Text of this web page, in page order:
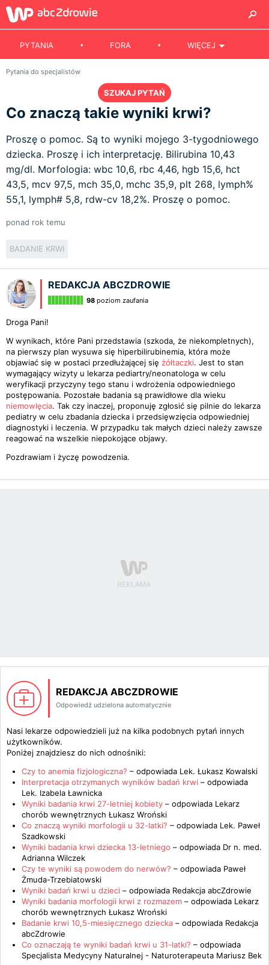
PYTANIA FORA WIĘCEJ
Pytania do specjalistów
SZUKAJ PYTAŃ
Co znaczą takie wyniki krwi?
Proszę o pomoc. Są to wyniki mojego 3-tygodniowego
dziecka. Proszę i ich interpretację. Bilirubina 10,43
mg/dl. Morfologia: wbc 10,6, rbc 4,46, hgb 15,6, hct
43,5, mcv 97,5, mch 35,0, mchc 35,9, plt 268, lymph%
55,1, lymph# 5,8, rdw-cv 18,2%. Proszę o pomoc.
ponad rok temu
BADANIE KRWI
REDAKCJA ABCZDROWIE
98 poziom zaufania
Droga Pani!
W wynikach, które Pani przedstawia (szkoda, że niekompletnych),
na pierwszy plan wysuwa się hiperbilirubinemia, która może
objawiać się w postaci przedłużającej się żółtaczki. Jest to stan
wymagający wizyty u lekarza pediartry/neonatologa w celu
weryfikacji przyczyny tego stanu i wdrożenia odpowiedniego
postępowania. Pozostałe badania są prawidłowe dla wieku
niemowlęcia. Tak czy inaczej, proponuję zgłosić się pilnie do lekarza
pediatry w celu zbadania dziecka i przedsięwzięcia odpowiedniej
diagnostyki i leczenia. W przypadku tak małych dzieci należy zawsze
reagować na wszelkie niepokojące objawy.
Pozdrawiam i życzę powodzenia.
REDAKCJA ABCZDROWIE
Odpowiedź udzielona automatycznie
Nasi lekarze odpowiedzieli już na kilka podobnych pytań innych
użytkowników.
Poniżej znajdziesz do nich odnośniki:
Czy to anemia fizjologiczna? – odpowiada Lek. Łukasz Kowalski
Interpretacja otrzymanych wyników badań krwi – odpowiada
Lek. Izabela Ławnicka
Wyniki badania krwi 27-letniej kobiety – odpowiada Lekarz
chorób wewnętrznych Łukasz Wroński
Co znaczą wyniki morfologii u 32-latki? – odpowiada Lek. Paweł
Szadkowski
Wyniki badania krwi dziecka 13-letniego – odpowiada Dr n. med.
Adrianna Wilczek
Czy te wyniki są powodem do nerwów? – odpowiada Paweł
Żmuda-Trzebiatowski
Wyniki badań krwi u dzieci – odpowiada Redakcja abcZdrowie
Wyniki badania morfologii krwi z rozmazem – odpowiada Lekarz
chorób wewnętrznych Łukasz Wroński
Badanie krwi 10,5-miesięcznego dziecka – odpowiada Redakcja
abcZdrowie
Co oznaczają te wyniki badań krwi u 31-latki? – odpowiada
Specjalista Medycyny Naturalnej - Naturoterapeuta Mariusz Bek